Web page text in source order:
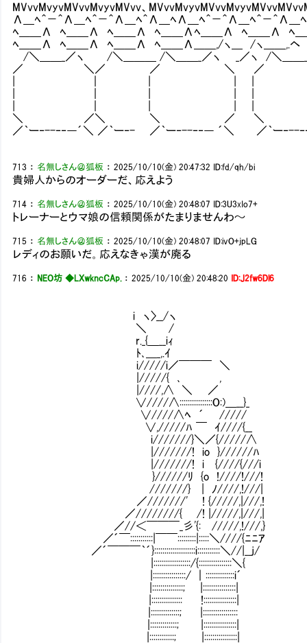
MVvvMvyvMVvvMvyvMVvv、
Λ＿ﾍ＾－＾Λ＿ﾍ＾－＾Λ＿ﾍ＾Λ＿ﾍΛ＿ﾍ＾－＾Λ＿ﾍ＾－＾
ﾍ＿＿Λ ﾍ＿＿Λ ﾍ＿＿Λ ﾍ＿＿Λﾍ＿＿Λ ﾍ＿＿Λ ﾍ＿
ﾍ＿＿Λ ﾍ＿＿Λ ﾍ＿＿Λ ﾍ＿＿Λ＿＿,/ヽ＿ /ヽ＿＿,.ヘ /
/＼＿＿_／ヽ /＼＿＿＿ /＼＿＿_／ヽ _／ヽ /＼＿＿_
／ ＼／ ／ ＼ ／
＼ ／＼ ＼ ／ ＼
／｀ー‐--‐‐―´＼ ／｀ー‐- ／｀ー‐--‐‐― ´＼ ／｀ー
713 ： 名無しさん＠狐板 ：2025/10/10(金) 20:47:32 ID:fd/qh/bi
貴婦人からのオーダーだ、応えよう
714 ： 名無しさん＠狐板 ：2025/10/10(金) 20:48:07 ID:3U3xIo7+
トレーナーとウマ娘の信頼関係がたまりませんわ～
715 ： 名無しさん＠狐板 ：2025/10/10(金) 20:48:07 ID:ivO+jpLG
レディのお願いだ。応えなきゃ漢が廃る
716 ： NEO坊 ◆LXwkncCAp. ：2025/10/10(金) 20:48:20 ID:J2fw6Dl6
i ヽ〉__/ヽ
＼ /
r._{＿__iｨ
ﾄ､＿_,.ｲ
i/////i／￣￣￣ ＼
|/////{ ､ ,
|////,∧ ＼ ／
∨////∧::::::::::::::::O:)＿__}_
∨////∧ﾍ ´ /////
∨,/////ﾊ ￣ ｲ////{__
i///////}＼／{/////∧
|///////! io }//////ﾊ
|///////! i {////{///i
}//////ﾘ {o !////!///!
///////} | ﾉ////,!///|
／///////' ! {/////,|///,!
／////////{ /! |/////,|///,|
／//＜￣￣￣_彡'{:Ⅵ/////,!///,}
／´￣:::::::::::|￣￣:::::::::|:::::＼////{ﾆﾆｱ
／´￣￣￣｀´}::::::::::::::::::::i:::::::::::＼//|__j/
|::::::::::::::::::/{::::::::::::::::＼{
|::::::::::::::::/ ｜::::::::::::::i´
|:::::::::::::::; |::::::::::::::::|
|::::::::::::::: !::::::::::::::::|
|::::::::::::::; |:::::::::::::::::
|:::::::::::::; |::::::::::::::::|
|::::::::::::; |::::::::::::::::|